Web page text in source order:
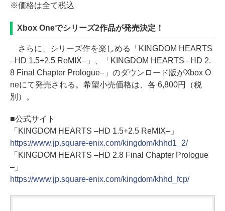
※価格は全て税込
Xbox Oneでシリーズ2作品が発売決定！
さらに、シリーズ作を楽しめる「KINGDOM HEARTS
–HD 1.5+2.5 ReMIX–」、「KINGDOM HEARTS –HD 2.
8 Final Chapter Prologue–」のダウンロード版がXbox O
neにて発売される。希望小売価格は、各 6,800円（税
別）。
■公式サイト
「KINGDOM HEARTS –HD 1.5+2.5 ReMIX–」
https://www.jp.square-enix.com/kingdom/khhd1_2/
「KINGDOM HEARTS –HD 2.8 Final Chapter Prologue
–」
https://www.jp.square-enix.com/kingdom/khhd_fcp/